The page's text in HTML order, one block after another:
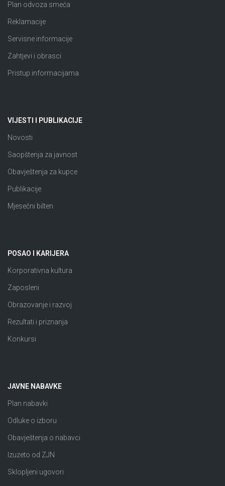
Plan odvoza smeća
Reklamacije
Servisne informacije
Zahtjevi i obrasci
Pristup informacijama
VIJESTI I PUBLIKACIJE
Novosti
Saopštenja za javnost
Obavještenja za kupce
Publikacije
Mjesečni bilten
POSAO I KARIJERA
Korporativna kultura
Zaposleni
Obrazovanje i razvoj
Rezultati i priznanja
Konkursi
JAVNE NABAVKE
Plan nabavki
Odluke o izboru
Obavještenja o nabavci
Izuzeto od ZJN
Sklopljeni ugovori